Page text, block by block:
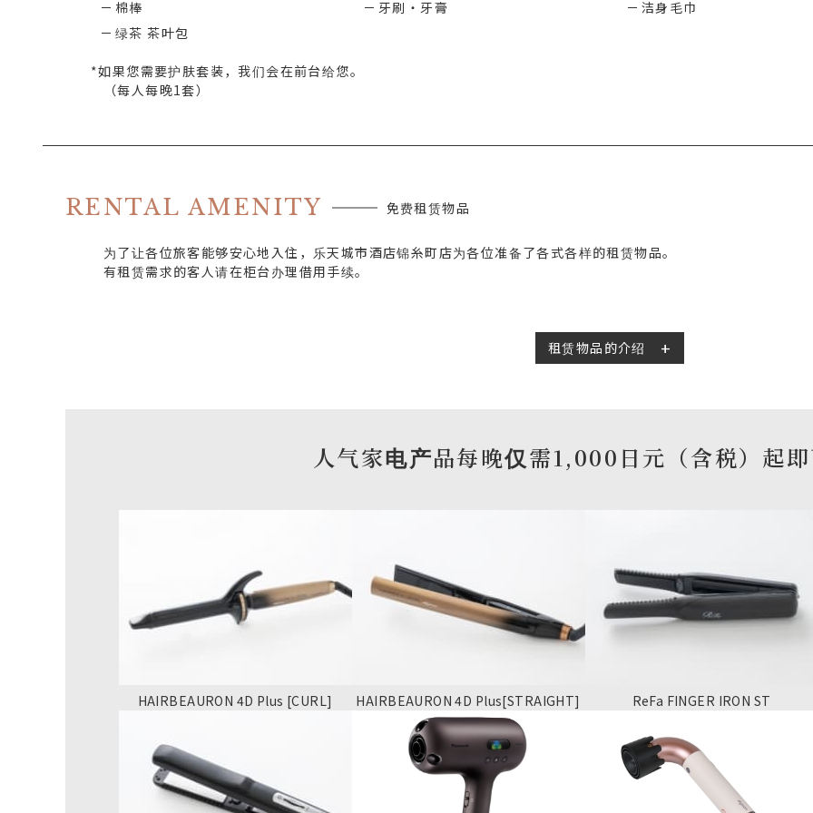
棉棒 牙刷・牙膏
洁身毛巾
绿茶 茶叶包
*如果您需要护肤套装，我们会在前台给您。
（每人每晚1套）
RENTAL AMENITY 免费租赁物品
为了让各位旅客能够安心地入住，乐天城市酒店锦糸町店为各位准备了各式各样的租赁物品。
有租赁需求的客人请在柜台办理借用手续。
租赁物品的介绍
人气家电产品每晚仅需1,000日元（含税）起
HAIRBEAURON 4D Plus [CURL] HAIRBEAURON 4D Plus[STRAIGHT] ReFa FINGER IRON ST